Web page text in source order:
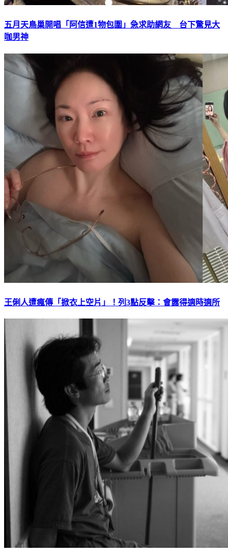
五月天鳥巢開唱「阿信遭1物包圍」急求助網友 台下驚見大
咖男神
王俐人遭瘋傳「掀衣上空片」！列3點反擊：會露得適時適所